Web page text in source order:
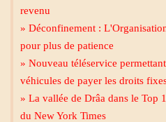
revenu
» Déconfinement :
pour plus de patience
» Nouveau téléservice
véhicules de payer les droits
» La vallée de Drâa dans le Top
du New York Times
Mecca